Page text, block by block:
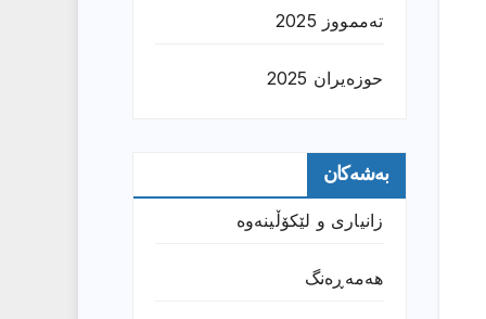
تەممووز 2025
حوزه‌یران 2025
بەشەکان
زانیارى و لێکۆڵینەوە
هەمەڕەنگ